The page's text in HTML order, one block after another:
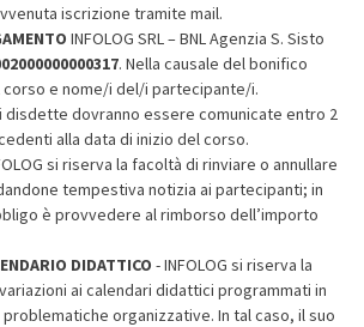
iscrizione tramite mail.
INFOLOG SRL – BNL Agenzia S. Sisto
. Nella causale del bonifico
e nome/i del/i partecipante/i.
disdette dovranno essere comunicate entro 2
alla data di inizio del corso.
si riserva la facoltà di rinviare o annullare
tempestiva notizia ai partecipanti; in
è provvedere al rimborso dell’importo
DIDATTICO - INFOLOG si riserva la
ai calendari didattici programmati in
organizzative. In tal caso, il suo